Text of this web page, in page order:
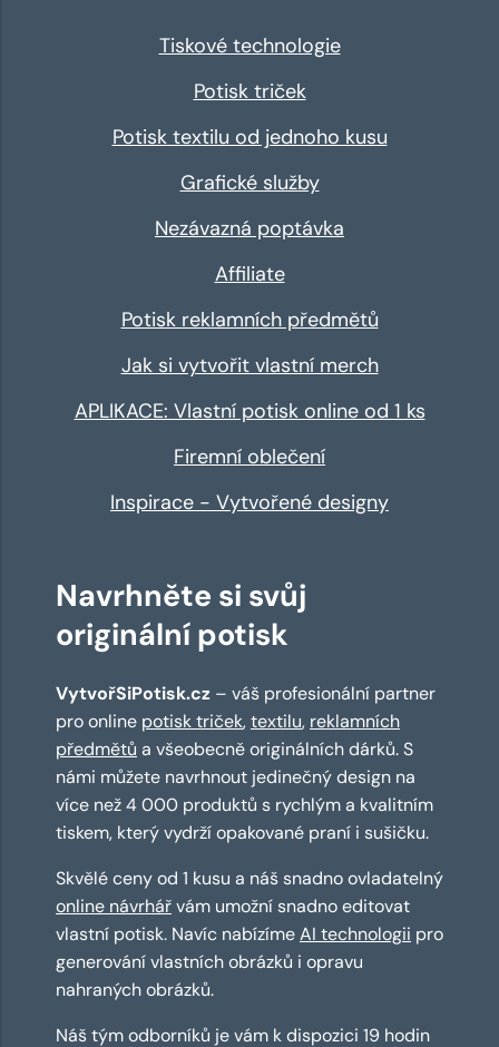
Tiskové technologie
Potisk triček
Potisk textilu od jednoho kusu
Grafické služby
Nezávazná poptávka
Affiliate
Potisk reklamních předmětů
Jak si vytvořit vlastní merch
APLIKACE: Vlastní potisk online od 1 ks
Firemní oblečení
Inspirace - Vytvořené designy
Navrhněte si svůj
originální potisk
VytvořSiPotisk.cz – váš profesionální partner
pro online potisk triček,textilu, reklamních
předmětů a všeobecně originálních dárků. S
námi můžete navrhnout jedinečný design na
více než 4 000 produktů s rychlým a kvalitním
tiskem, který vydrží opakované praní i sušičku.
Skvělé ceny od 1 kusu a náš snadno ovladatelný
online návrhářvám umožní snadno editovat
vlastní potisk. Navíc nabízímeAI technologii pro
generování vlastních obrázků i opravu
nahraných obrázků.
Náš tým odborníků je vám k dispozici 19 hodin